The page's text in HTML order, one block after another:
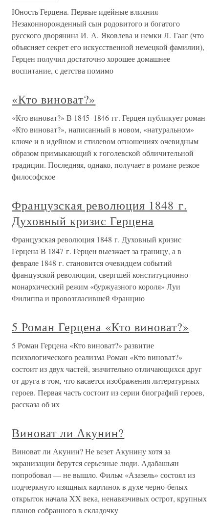
Юность Герцена. Первые идейные влияния
Незаконнорожденный сын родовитого и богатого
русского дворянина И. А. Яковлева и немки Л. Гааг (что
объясняет секрет его искусственной немецкой фамилии),
Герцен получил достаточно хорошее домашнее
воспитание, с детства помимо
«Кто виноват?»
«Кто виноват?» В 1845–1846 гг. Герцен публикует роман
«Кто виноват?», написанный в новом, «натуральном»
ключе и в идейном и стилевом отношениях очевидным
образом примыкающий к гоголевской обличительной
традиции. Последняя, однако, получает в романе резкое
философское
Французская революция 1848 г.
Духовный кризис Герцена
Французская революция 1848 г. Духовный кризис
Герцена В 1847 г. Герцен выезжает за границу, а в
феврале 1848 г. становится очевидцем событий
французской революции, свергшей конституционно-
монархический режим «буржуазного короля» Луи
Филиппа и провозгласившей Францию
5 Роман Герцена «Кто виноват?»
5 Роман Герцена «Кто виноват?» развитие
психологического реализма Роман «Кто виноват?»
состоит из двух частей, значительно отличающихся друг
от друга в том, что касается изображения литературных
героев. Первая часть состоит из серии биографий героев,
рассказа об их
Виноват ли Акунин?
Виноват ли Акунин? Не везет Акунину хотя за
экранизации берутся серьезные люди. Адабашьян
попробовал — не вышло. Фильм «Азазель» состоял из
подчеркнуто изящных картинок в духе черно-белых
открыток начала XX века, ненавязчивых острот, крупных
планов собранного в складочку